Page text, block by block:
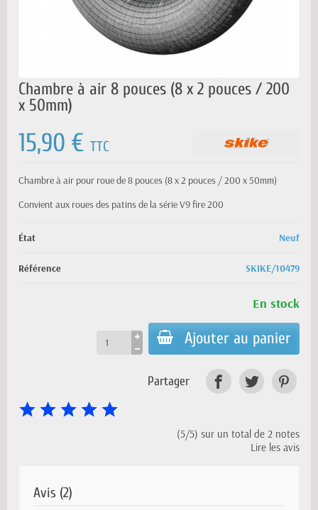
Chambre à air 8 pouces (8 x 2 pouces / 200
x 50mm)
15,90 € TTC
Chambre à air pour roue de 8 pouces (8 x 2 pouces / 200 x 50mm)
Convient aux roues des patins de la série V9 fire 200
État Neuf
Référence SKIKE/10479
En stock
Ajouter au panier
Partager
(5/5) sur un total de 2 notes
Lire les avis
Avis (2)